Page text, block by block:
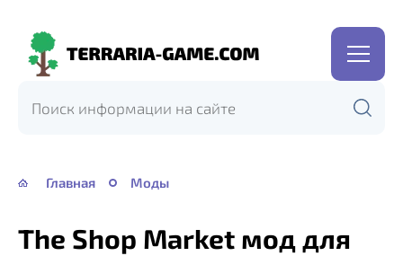
Terraria-
Главная Моды
The Shop Market мод для